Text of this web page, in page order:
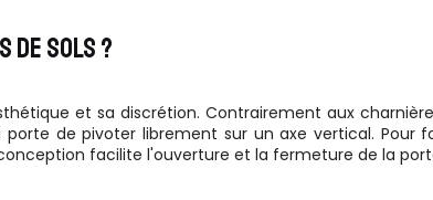
DE SOLS ?
et sa discrétion. Contrairement aux
de pivoter librement sur un axe vertical. Pour
facilite l'ouverture et la fermeture de la